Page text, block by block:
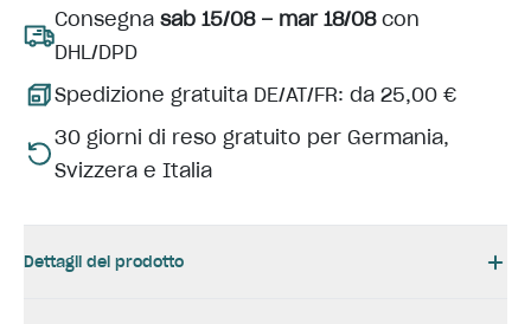
Consegna sab 15/08 – mar 18/08con
DHL/DPD
Spedizione gratuita DE/AT/FR: da 25,00 €
30 giorni di reso gratuito per Germania,
Svizzera e Italia
Dettagli del prodotto